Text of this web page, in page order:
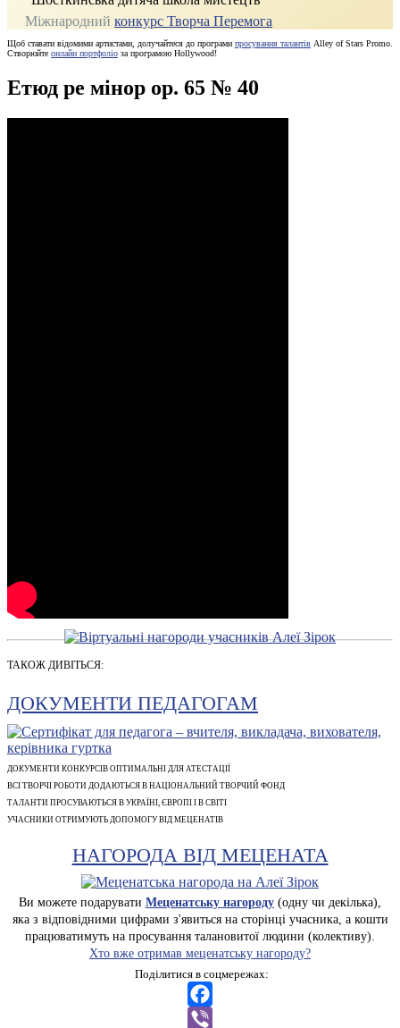
Міжнародний конкурс Творча Перемога
Щоб ставати відомими артистами, долучайтеся до програми просування талантів Alley of Stars Promo.
Створюйте онлайн портфоліо за програмою Hollywood!
Етюд ре мінор ор. 65 № 40
ТАКОЖ ДИВІТЬСЯ:
ДОКУМЕНТИ ПЕДАГОГАМ
ДОКУМЕНТИ КОНКУРСІВ ОПТИМАЛЬНІ ДЛЯ АТЕСТАЦІЇ
ВСІ ТВОРЧІ РОБОТИ ДОДАЮТЬСЯ В НАЦІОНАЛЬНИЙ ТВОРЧИЙ ФОНД
ТАЛАНТИ ПРОСУВАЮТЬСЯ В УКРАЇНІ, ЄВРОПІ І В СВІТІ
УЧАСНИКИ ОТРИМУЮТЬ ДОПОМОГУ ВІД МЕЦЕНАТІВ
НАГОРОДА ВІД МЕЦЕНАТА
Ви можете подарувати Меценатську нагороду (одну чи декілька),
яка з відповідними цифрами з'явиться на сторінці учасника, а кошти
працюватимуть на просування талановитої людини (колективу).
Хто вже отримав меценатську нагороду?
Поділитися в соцмережах:
Facebook